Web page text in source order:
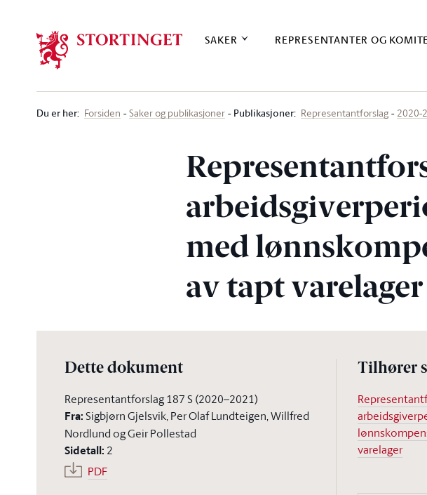
SAKER REPRESENTANTER OG
Du er her: Forsiden Saker og publikasjoner Publikasjoner: Representantforslag 2020-
med
av tapt varelager
Dette dokument
Representantforslag 187 S (2020–2021)
Fra:Sigbjørn Gjelsvik, Per Olaf Lundteigen, Willfred
Nordlund og Geir Pollestad
Sidetall: 2
PDF
Tilhører
varelager